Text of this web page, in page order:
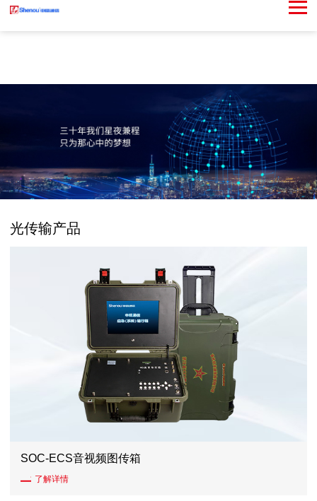
光传输产品
SOC-ECS音视频图传箱
了解详情